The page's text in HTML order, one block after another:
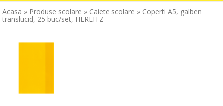
Acasa » Produse scolare » Caiete scolare » Coperti A5, galben
translucid, 25 buc/set, HERLITZ